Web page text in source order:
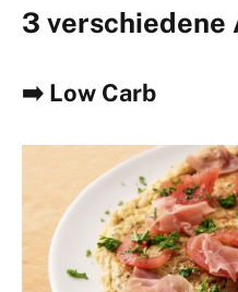
3 verschiedene
➡️ Low Carb